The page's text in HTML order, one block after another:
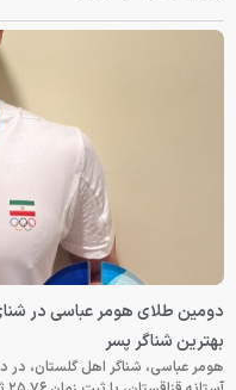
دومین طلای هومر عباسی در شنای
بهترین شناگر پسر
هومر عباسی، شناگر اهل گلستان، در